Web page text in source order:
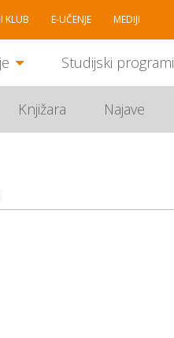
KLUB E-UČENJE MEDIJI
Studijski programi
Knjižara Najave